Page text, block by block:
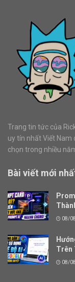
Trang tin tức của
uy tín nhất Viết Nam
chọn trong nhiều
Bài viết mới
08/
Trên
08/